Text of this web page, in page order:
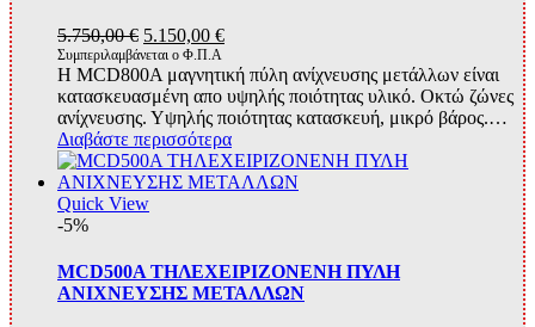
5.750,00€ Original
price
was:
5.750,00 €.
5.150,00 €Η
τιμή
είναι:
5.150,00 €.
Συμπεριλαμβάνεται ο Φ.Π.Α
Η MCD800A μαγνητική πύλη ανίχνευσης μετάλλων είναι
κατασκευασμένη απο υψηλής ποιότητας υλικό. Οκτώ ζώνες
ανίχνευσης. Υψηλής ποιότητας κατασκευή, μικρό βάρος.…
Διαβάστε περισσότερα
Quick View
-5%
MCD500A ΤΗΛΕΧΕΙΡΙΖΟΝΕΝΗ ΠΥΛΗ
ΑΝΙΧΝΕΥΣΗΣ ΜΕΤΑΛΛΩΝ